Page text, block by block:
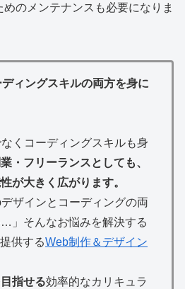
のメンテナンスも必要になりま
ィングスキルの両方を身に
くコーディングスキルも身
・フリーランスとしても、
が大きく広がります。
デザインとコーディングの両
」そんなお悩みを解決する
供するWeb制作＆デザイン
指せる効率的なカリキュラ